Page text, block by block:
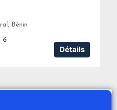
Bénin
6
Détails